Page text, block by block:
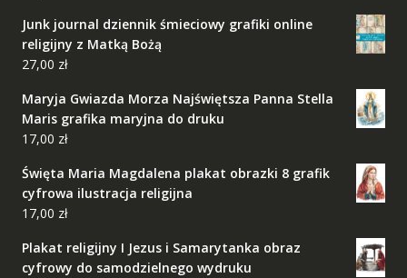
Junk journal dziennik śmieciowy grafiki online
religijny z Matką Bożą
27,00 zł
Maryja Gwiazda Morza Najświętsza Panna Stella
Maris grafika maryjna do druku
17,00 zł
Święta Maria Magdalena plakat obrazki 8 grafik
cyfrowa ilustracja religijna
17,00 zł
Plakat religijny I Jezus i Samarytanka obraz
cyfrowy do samodzielnego wydruku